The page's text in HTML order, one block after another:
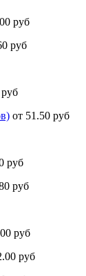
руб
руб
от 51.50 руб
руб
руб
руб
руб